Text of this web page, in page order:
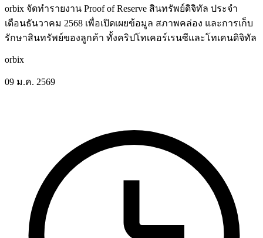
orbix จัดทำรายงาน Proof of Reserve สินทรัพย์ดิจิทัล ประจำ
เดือนธันวาคม 2568 เพื่อเปิดเผยข้อมูล สภาพคล่อง และการเก็บ
รักษาสินทรัพย์ของลูกค้า ทั้งคริปโทเคอร์เรนซีและโทเคนดิจิทัล
orbix
09 ม.ค. 2569